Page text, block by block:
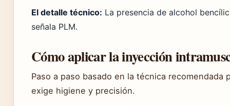
El detalle técnico: La presencia de alcohol
señala PLM.
Cómo aplicar la inyección
Paso a paso basado en la técnica recomendada
exige higiene y precisión.